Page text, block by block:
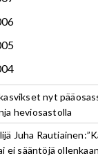
nyt
heviosastolla
Juha
ei sääntöjä